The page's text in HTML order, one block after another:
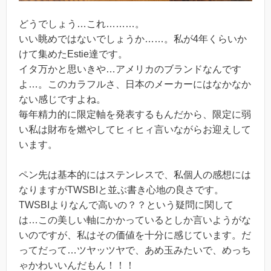
どうでしょう…これ………。
いい眺めではないでしょうか……。私が4年くらいか
けて集めたEstie達です。
イタ万かと思いきや…アメリカのブランドなんです
よ…。このカラフルさ、日本のメーカーにはなかなか
ない感じですよね。
毎年精力的に限定軸を発表するもんだから、限定に弱
い私は財布を燃やしてヒィヒィ言いながらお迎えして
います。
ペン先は基本的にはステンレスで、私個人の感想には
なりますがTWSBIと並ぶ書き心地の良さです。
TWSBIよりなんで高いの？？という疑問に関して
は…この美しい軸にかかっているとしか言いようがな
いのですが、私はその価値を十分に感じています。だ
ってだって…ツヤッツヤで、あめ玉みたいで、めっち
ゃかわいいんだもん！！！